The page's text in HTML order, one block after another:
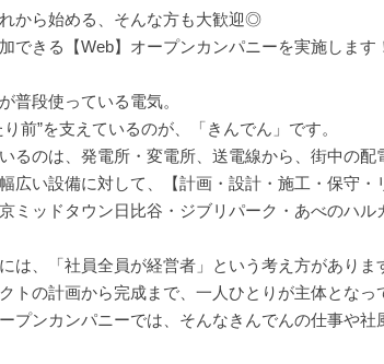
から始める、そんな方も大歓迎◎
できる【Web】オープンカンパニーを実施します
普段使っている電気。
り前”を支えているのが、「きんでん」です。
るのは、発電所・変電所、送電線から、街中の配
広い設備に対して、【計画・設計・施工・保守
ミッドタウン日比谷・ジブリパーク・あべのハ
は、「社員全員が経営者」という考え方がありま
トの計画から完成まで、一人ひとりが主体となっ
プンカンパニーでは、そんなきんでんの仕事や社